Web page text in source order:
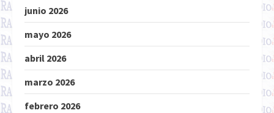
junio 2026
mayo 2026
abril 2026
marzo 2026
febrero 2026